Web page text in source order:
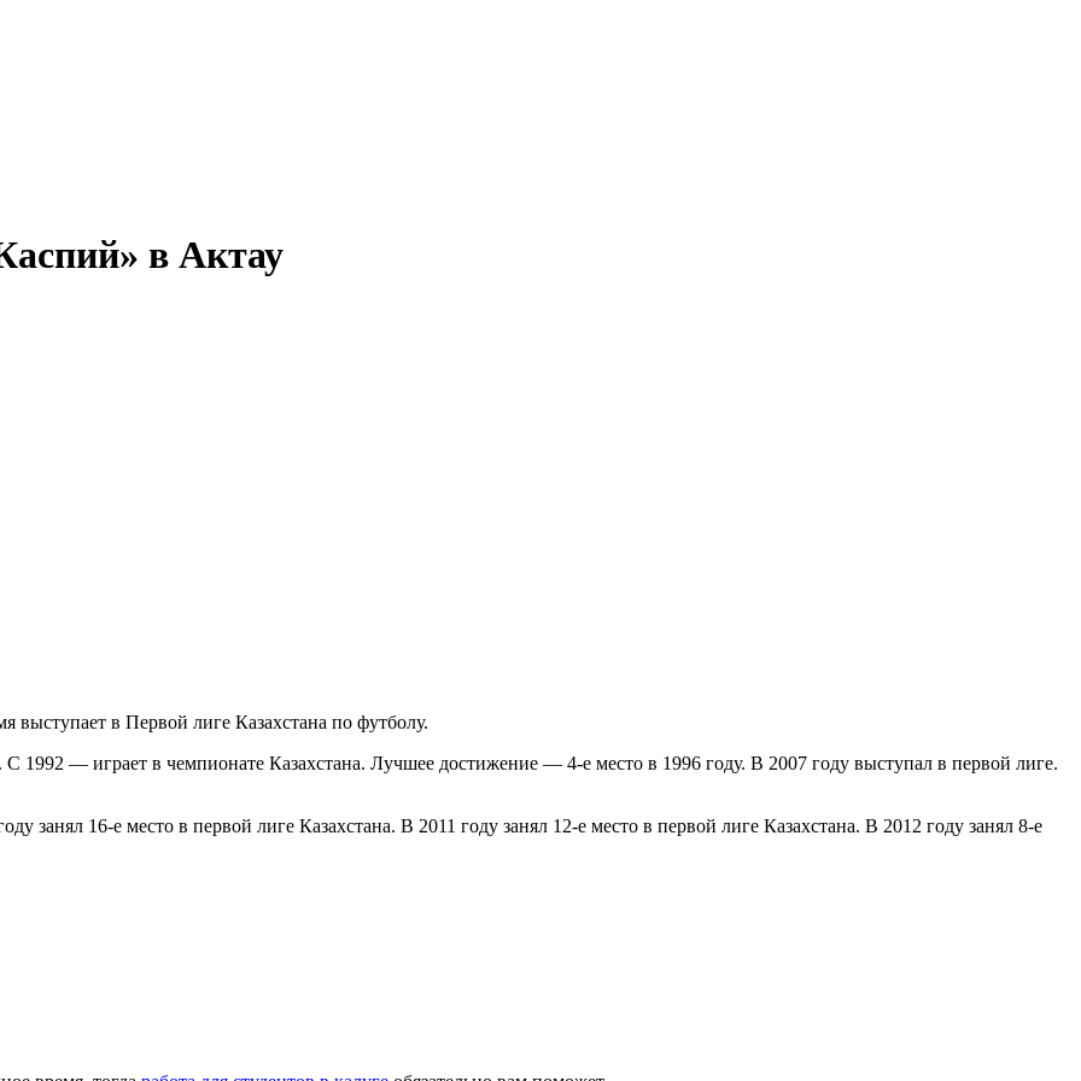
в Актау
выступает в Первой лиге Казахстана по футболу.
1992 — играет в чемпионате Казахстана. Лучшее достижение — 4-е место в 1996 году. В 2007 году выступал в первой лиге.
занял 16-е место в первой лиге Казахстана. В 2011 году занял 12-е место в первой лиге Казахстана. В 2012 году занял 8-е